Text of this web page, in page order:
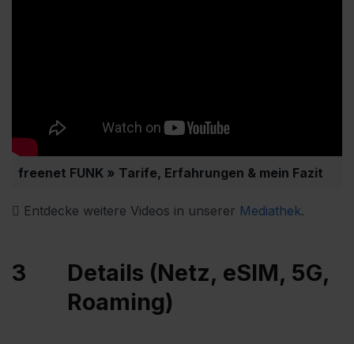
freenet FUNK » Tarife, Erfahrungen & mein Fazit
Entdecke weitere Videos in unserer Mediathek.
3
Details (Netz, eSIM, 5G,
Roaming)